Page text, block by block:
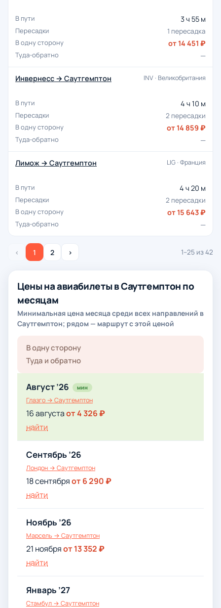
3 ч 55 м
1 пересадка
от 14 451 ₽
—
Инвернесс → Саутгемптон INV · Великобритания
4 ч 10 м
2 пересадки
от 14 859 ₽
—
Лимож → Саутгемптон LIG · Франция
4 ч 20 м
2 пересадки
от 15 643 ₽
—
‹ 1 2 › 1–25 из 42
Цены на авиабилеты в Саутгемптон по
месяцам
Минимальная цена месяца среди всех направлений в
Саутгемптон; рядом — маршрут с этой ценой
В одну сторону
Туда и обратно
Август ’26 мин
Глазго → Саутгемптон
16 августаот 4 326 ₽
найти
Сентябрь ’26
Лондон → Саутгемптон
18 сентябряот 6 290 ₽
найти
Ноябрь ’26
Марсель → Саутгемптон
21 ноябряот 13 352 ₽
найти
Январь ’27
Стамбул → Саутгемптон